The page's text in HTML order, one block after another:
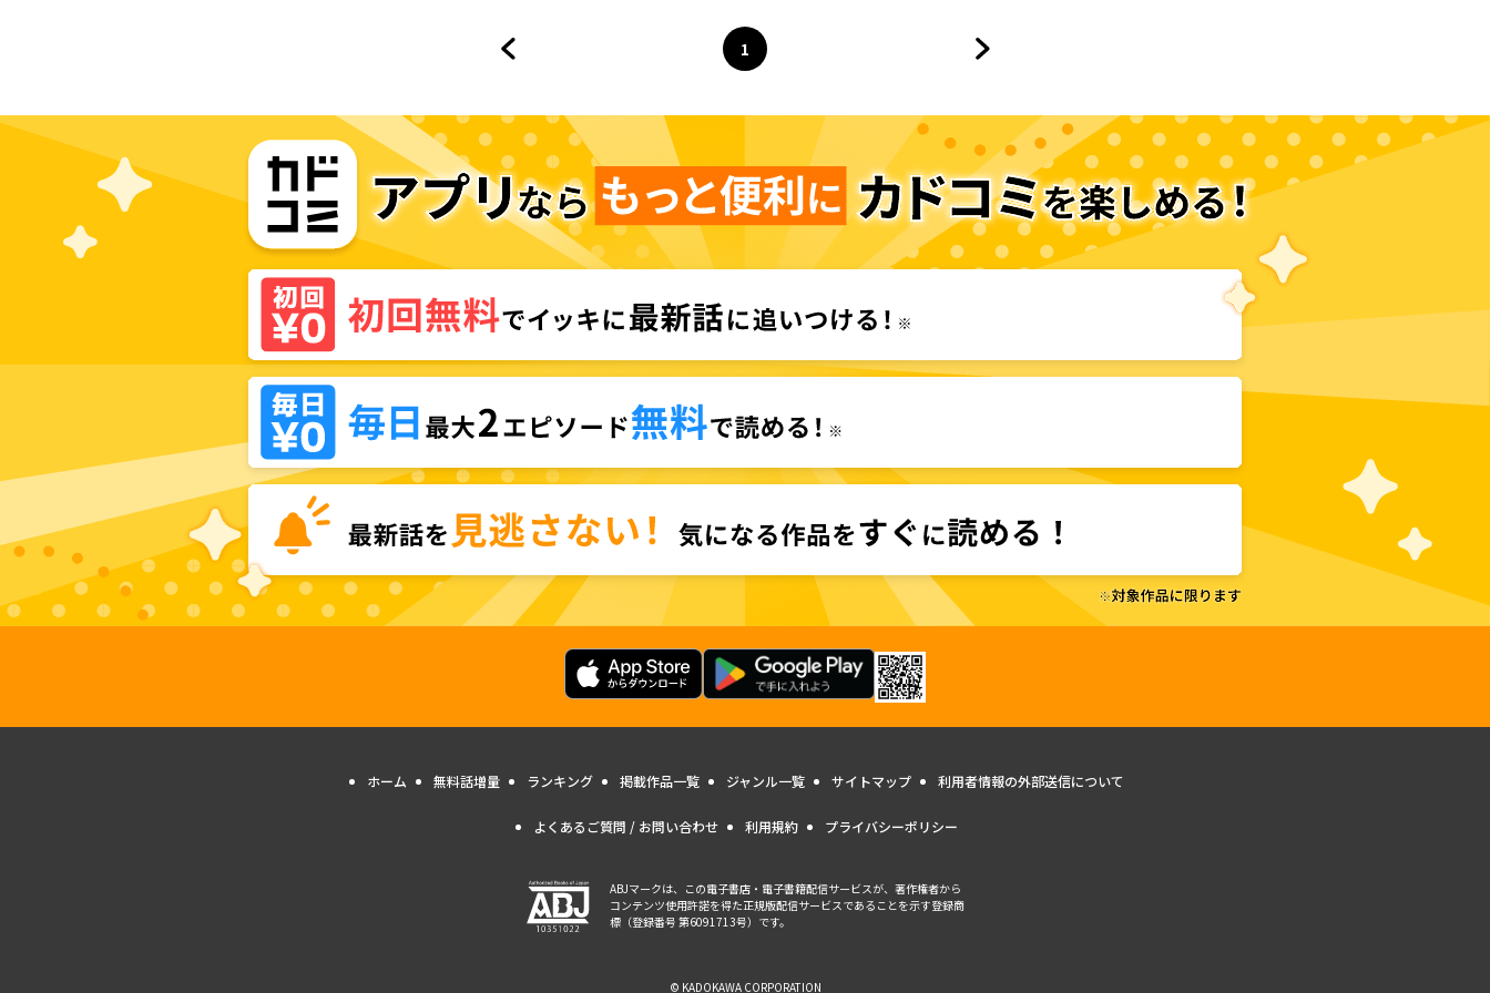
ページ
1
へ
ホーム 無料話増量 ランキング 掲載作品一覧 ジャンル一覧 サイトマップ 利用者情報の外部送信について
よくあるご質問 / お問い合わせ 利用規約 プライバシーポリシー
ABJマークは、この電子書店・電子書籍配信サービスが、著作権者から
コンテンツ使用許諾を得た正規版配信サービスであることを示す登録商
標（登録番号 第6091713号）です。
© KADOKAWA CORPORATION